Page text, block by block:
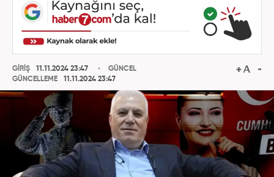
GİRİŞ
11.11.2024 23:47
GÜNCELLEME
11.11.2024 23:47
GÜNCEL